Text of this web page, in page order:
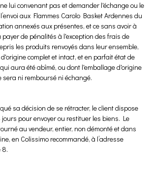
lui convenant pas et demander l'échange ou le
aux Flammes Carolo Basket Ardennes du
annexés aux présentes, et ce sans avoir à
de pénalités à l'exception des frais de
les produits renvoyés dans leur ensemble,
complet et intact, et en parfait état de
aura été abîmé, ou dont l'emballage d'origine
sera ni remboursé ni échangé.
sa décision de se rétracter, le client dispose
jours pour envoyer ou restituer les biens. Le
au vendeur, entier, non démonté et dans
en Colissimo recommandé, à l’adresse
8.